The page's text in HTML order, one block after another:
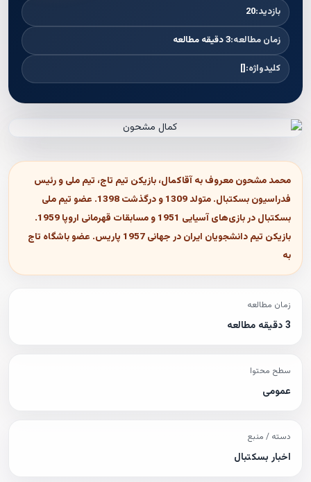
بازدید:20
زمان مطالعه:3 دقیقه مطالعه
کلیدواژه:[]
محمد مشحون معروف به آقاکمال، بازیکن تیم تاج، تیم ملی و رئیس
فدراسیون بسکتبال. متولد 1309 و درگذشت 1398. عضو تیم ملی
بسکتبال در بازی‌های آسیایی 1951 و مسابقات قهرمانی اروپا 1959.
بازیکن تیم دانشجویان ایران در جهانی 1957 پاریس. عضو باشگاه تاج
به
زمان مطالعه
3 دقیقه مطالعه
سطح محتوا
عمومی
دسته / منبع
اخبار بسکتبال